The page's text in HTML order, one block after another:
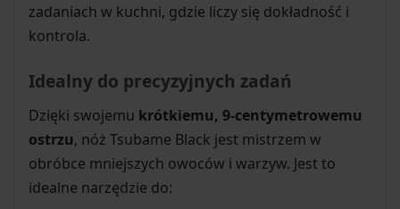
zadaniach w kuchni, gdzie liczy się dokładność i
kontrola.
Idealny do precyzyjnych zadań
Dzięki swojemu krótkiemu, 9-centymetrowemu
ostrzu, nóż Tsubame Black jest mistrzem w
obróbce mniejszych owoców i warzyw. Jest to
idealne narzędzie do: